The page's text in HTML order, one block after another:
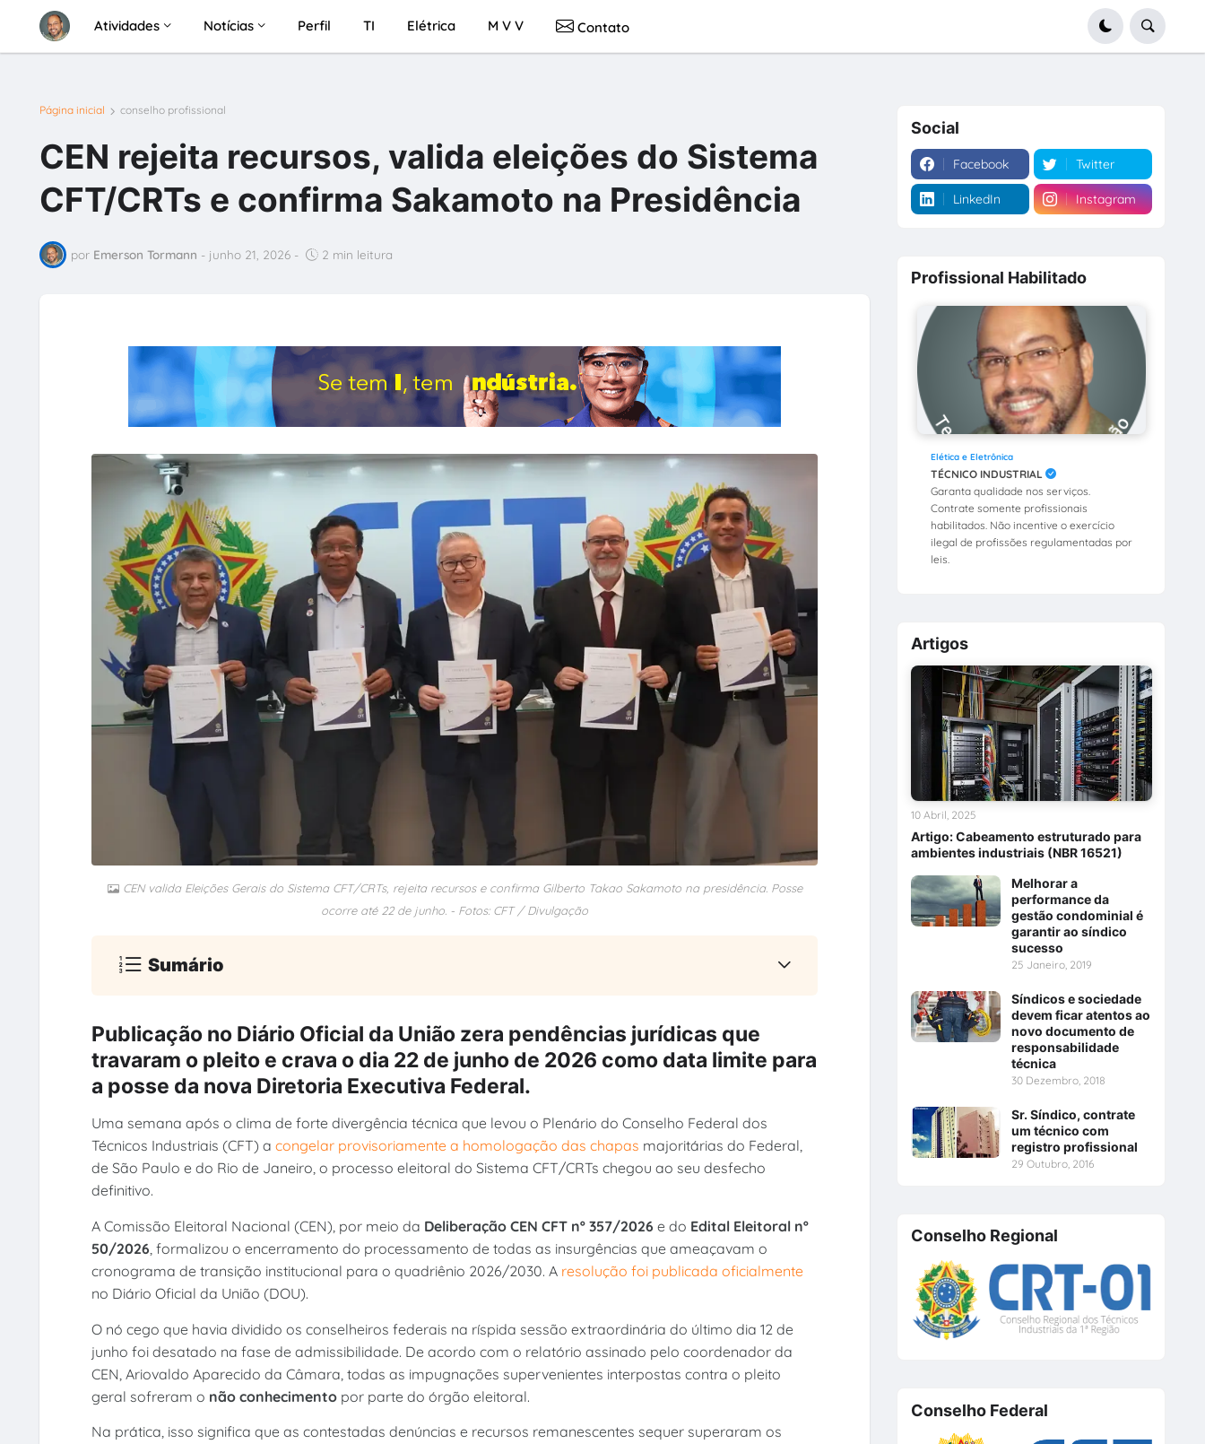
Atividades Notícias Perfil TI Elétrica M V V Contato
Página inicial conselho profissional
CEN rejeita recursos, valida eleições do Sistema
CFT/CRTs e confirma Sakamoto na Presidência
por Emerson Tormann - junho 21, 2026 - 2 min leitura
CEN valida Eleições Gerais do Sistema CFT/CRTs, rejeita recursos e confirma Gilberto Takao Sakamoto na presidência. Posse
ocorre até 22 de junho. - Fotos: CFT / Divulgação
Sumário
Publicação no Diário Oficial da União zera pendências jurídicas que
travaram o pleito e crava o dia 22 de junho de 2026 como data limite para
a posse da nova Diretoria Executiva Federal.
Uma semana após o clima de forte divergência técnica que levou o Plenário do Conselho Federal dos
Técnicos Industriais (CFT) a congelar provisoriamente a homologação das chapas majoritárias do Federal,
de São Paulo e do Rio de Janeiro, o processo eleitoral do Sistema CFT/CRTs chegou ao seu desfecho
definitivo.
A Comissão Eleitoral Nacional (CEN), por meio da Deliberação CEN CFT nº 357/2026 e do Edital Eleitoral nº
50/2026, formalizou o encerramento do processamento de todas as insurgências que ameaçavam o
cronograma de transição institucional para o quadriênio 2026/2030. A resolução foi publicada oficialmente
no Diário Oficial da União (DOU).
O nó cego que havia dividido os conselheiros federais na ríspida sessão extraordinária do último dia 12 de
junho foi desatado na fase de admissibilidade. De acordo com o relatório assinado pelo coordenador da
CEN, Ariovaldo Aparecido da Câmara, todas as impugnações supervenientes interpostas contra o pleito
geral sofreram o não conhecimentopor parte do órgão eleitoral.
Na prática, isso significa que as contestadas denúncias e recursos remanescentes sequer superaram os
Social
Facebook Twitter
LinkedIn Instagram
Profissional Habilitado
Elética e Eletrônica
TÉCNICO INDUSTRIAL
Garanta qualidade nos serviços.
Contrate somente profissionais
habilitados. Não incentive o exercício
ilegal de profissões regulamentadas por
leis.
Artigos
Artigo: Cabeamento estruturado para
ambientes industriais (NBR 16521)
10 Abril, 2025
Melhorar a
performance da
gestão condominial é
garantir ao síndico
sucesso
25 Janeiro, 2019
Síndicos e sociedade
devem ficar atentos ao
novo documento de
responsabilidade
técnica
30 Dezembro, 2018
Sr. Síndico, contrate
um técnico com
registro profissional
29 Outubro, 2016
Conselho Regional
Conselho Federal